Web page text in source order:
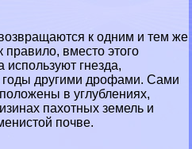
к одним и тем же
правило, вместо этого
гнезда,
другими дрофами. Сами
в углублениях,
пахотных земель и
почве.